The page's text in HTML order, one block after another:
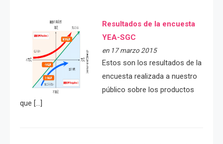
Resultados de la encuesta
YEA-SGC
en 17 marzo 2015
Estos son los resultados de la
encuesta realizada a nuestro
público sobre los productos
que […]